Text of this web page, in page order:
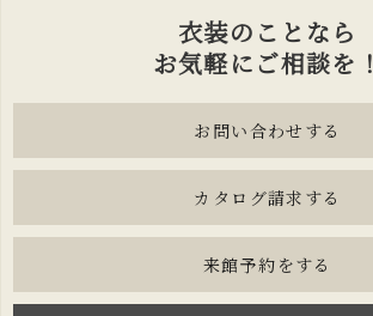
衣装のことなら
お気軽にご相談を！
お問い合わせする
カタログ請求する
来館予約をする